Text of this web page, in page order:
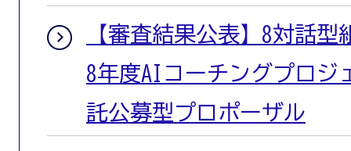
【審査結果公表】8対話
8年度AIコーチングプロジ
託公募型プロポーザル